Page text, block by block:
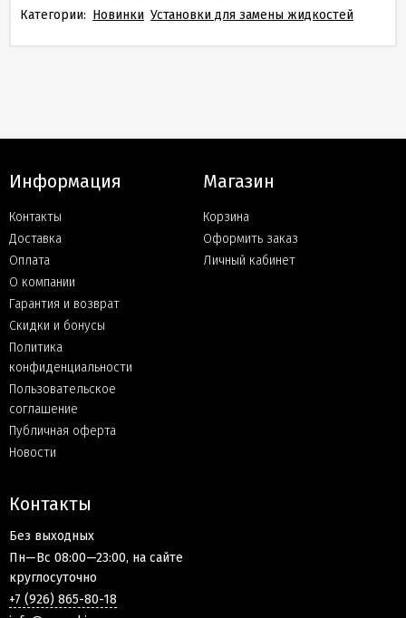
Категории: Новинки Установки для замены жидкостей
Информация
Контакты
Доставка
Оплата
О компании
Гарантия и возврат
Скидки и бонусы
Политика
конфиденциальности
Пользовательское
соглашение
Публичная оферта
Новости
Магазин
Корзина
Оформить заказ
Личный кабинет
Контакты
Без выходных
Пн—Вс 08:00—23:00, на сайте
круглосуточно
+7 (926) 865-80-18